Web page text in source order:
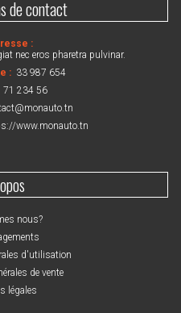
de contact
:
nec eros pharetra pulvinar.
: 33 987 654
234 56
www.monauto.tn
nous?
d'utilisation
de vente
légales